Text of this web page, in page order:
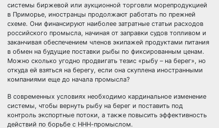
системы биржевой или аукционной торговли морепродукцией
в Приморье, иностранцы продолжают работать по прежней
схеме. Они финансируют наиболее затратные статьи расходов
российского промысла, начиная от заправки судов топливом и
заканчивая обеспечением членов экипажей продуктами питания
в обмен на будущие поставки рыбы по фиксированным ценам.
Можно сколько угодно продвигать тезис «рыбу – на берег», но
откуда ей взяться на берегу, если она скуплена иностранными
компаниями еще до начала промысла?
В современных условиях необходимо кардинальное изменение
системы, чтобы вернуть рыбу на берег и поставить под
контроль экспортные потоки, а также повысить эффективность
действий по борьбе с ННН-промыслом.